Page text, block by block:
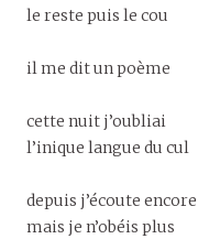
le reste puis le cou
il me dit un poème
cette nuit j’oubliai
l’inique langue du cul
depuis j’écoute encore
mais je n’obéis plus